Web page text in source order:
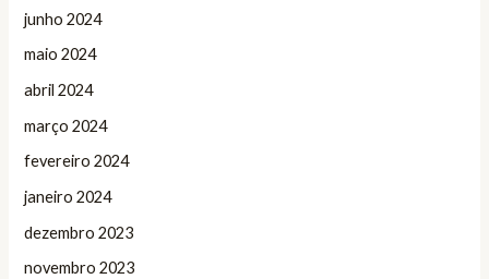
junho 2024
maio 2024
abril 2024
março 2024
fevereiro 2024
janeiro 2024
dezembro 2023
novembro 2023